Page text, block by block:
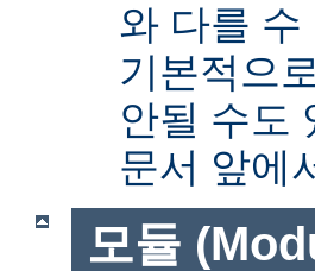
와 다를
기본적으
안될 수도
문서 앞에
모듈